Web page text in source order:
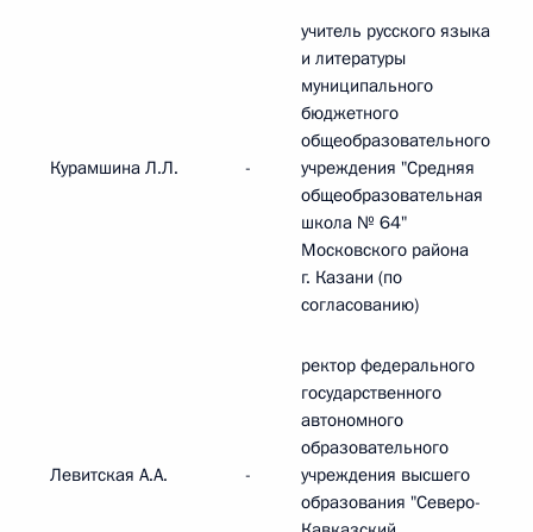
Курамшина Л.Л. -
учитель русского языка
и литературы
муниципального
бюджетного
общеобразовательного
учреждения "Средняя
общеобразовательная
школа № 64"
Московского района
г. Казани (по
согласованию)
Левитская А.А. -
ректор федерального
государственного
автономного
образовательного
учреждения высшего
образования "Северо-